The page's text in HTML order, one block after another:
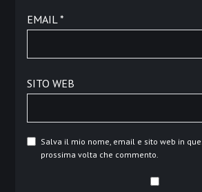
EMAIL*
SITO WEB
Salva il mio nome, email e sito web in
prossima volta che commento.